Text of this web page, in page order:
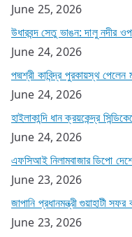
June 25, 2026
উধারবন্দ সেতু ভাঙন: দালু নদীর
June 24, 2026
পদ্মশ্রী কাবিন্দ্র পুরকায়স্থ
June 24, 2026
হাইলাকান্দি ধান ক্রয়কেন্দ্র
June 24, 2026
এফসিআই নিলামবাজার ডিপো
June 23, 2026
জাপানি প্রধানমন্ত্রী গুয়াহাটী
June 23, 2026